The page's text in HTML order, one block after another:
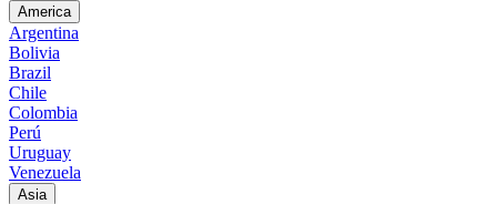
America
Argentina
Bolivia
Brazil
Chile
Colombia
Perú
Uruguay
Venezuela
Asia